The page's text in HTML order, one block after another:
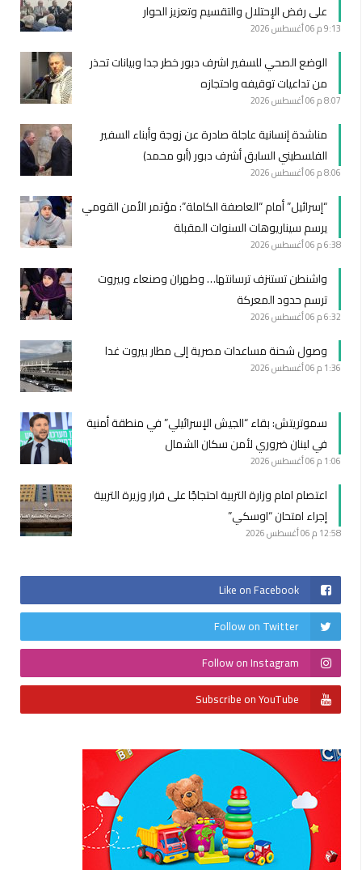
على رفض الإحتلال والتقسيم وتعزيز الحوار
9:13 م 06 أغسطس 2026
الوضع الصحي للسفير اشرف دبور خطر جدا وبيانات تحذر
من تداعيات توقيفه واحتجازه
8:07 م 06 أغسطس 2026
مناشدة إنسانية عاجلة صادرة عن زوجة وأبناء السفير
الفلسطيني السابق أشرف دبور (أبو محمد)
8:06 م 06 أغسطس 2026
“إسرائيل” أمام “العاصفة الكاملة”: مؤتمر الأمن القومي
يرسم سيناريوهات السنوات المقبلة
6:38 م 06 أغسطس 2026
واشنطن تستنزف ترسانتها… وطهران وصنعاء وبيروت
ترسم حدود المعركة
6:32 م 06 أغسطس 2026
وصول شحنة مساعدات مصرية إلى مطار بيروت غدا
1:36 م 06 أغسطس 2026
سموتريتش: بقاء “الجيش الإسرائيلي” في منطقة أمنية
في لبنان ضروري لأمن سكان الشمال
1:06 م 06 أغسطس 2026
اعتصام امام وزارة التربية احتجاجًا على قرار وزيرة التربية
إجراء امتحان “اوسكي”
12:58 م 06 أغسطس 2026
Like on Facebook
Follow on Twitter
Follow on Instagram
Subscribe on YouTube